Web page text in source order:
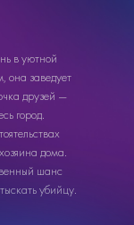
в уютной
она заведует
друзей —
город.
дома.
шанс
убийцу.